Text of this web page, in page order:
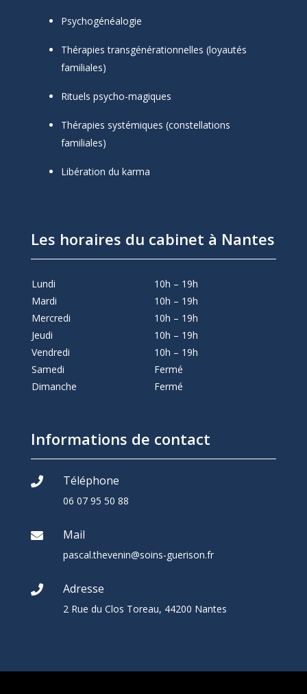
Psychogénéalogie
Thérapies transgénérationnelles (loyautés
familiales)
Rituels psycho-magiques
Thérapies systémiques (constellations
familiales)
Libération du karma
Les horaires du cabinet à Nantes
Lundi
10h – 19h
Mardi
10h – 19h
Mercredi
10h – 19h
Jeudi
10h – 19h
Vendredi
10h – 19h
Samedi
Fermé
Dimanche
Fermé
Informations de contact
 Téléphone
06 07 95 50 88
 Mail
pascal.thevenin@soins-guerison.fr
 Adresse
2 Rue du Clos Toreau, 44200 Nantes